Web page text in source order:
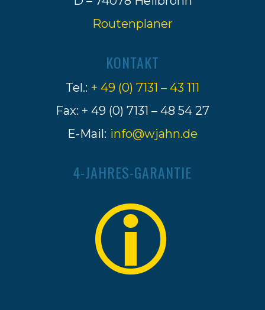
Routenplaner
KONTAKT
Tel.: + 49 (0) 7131 – 43 111
Fax: + 49 (0) 7131 – 48 54 27
E-Mail: info@wjahn.de
4-JAHRES-GARANTIE